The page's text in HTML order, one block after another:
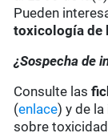
Pueden
toxicología de
¿Sospecha de
Consulte las
(enlace) y de la
sobre